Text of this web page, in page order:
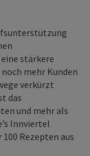
stärkere
mehr Kunden
verkürzt
das
und mehr als
Innviertel
Rezepten aus